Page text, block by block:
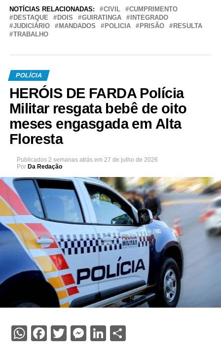
NOTÍCIAS RELACIONADAS: CIVIL
CUMPRIMENTO
DESTAQUE
DOIS GUIRATINGA
INTEGRADO
JUDICIÁRIO
MANDADOS POLICIA PRISÃO
RESULTA
TRABALHO
POLÍCIA
HERÓIS DE FARDA Polícia
Militar resgata bebê de oito
meses engasgada em Alta
Floresta
Publicados 2 semanas atrás em 27 de julho de 2026
Por Da Redação
WhatsApp
Facebook
TwitterMessenger
LinkedIn